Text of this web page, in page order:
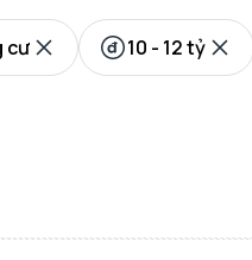
cư 10 - 12 tỷ